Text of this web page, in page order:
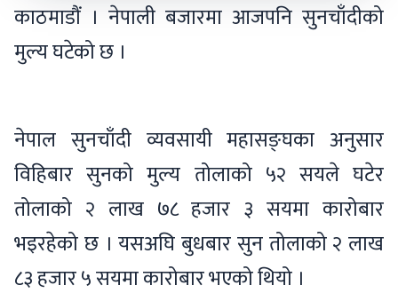
काठमाडौं । नेपाली बजारमा आजपनि सुनचाँदीको
मुल्य घटेको छ ।
नेपाल सुनचाँदी व्यवसायी महासङ्घका अनुसार
विहिबार सुनको मुल्य तोलाको ५२ सयले घटेर
तोलाको २ लाख ७८ हजार ३ सयमा कारोबार
भइरहेको छ । यसअघि बुधबार सुन तोलाको २ लाख
८३ हजार ५ सयमा कारोबार भएको थियो ।